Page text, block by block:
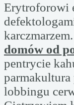
Erytroforowi
domów od
pentrycie
parmakultura
lobbingu